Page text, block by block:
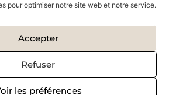
pour optimiser notre site web et notre service.
Accepter
Refuser
les préférences
– Réalisé par